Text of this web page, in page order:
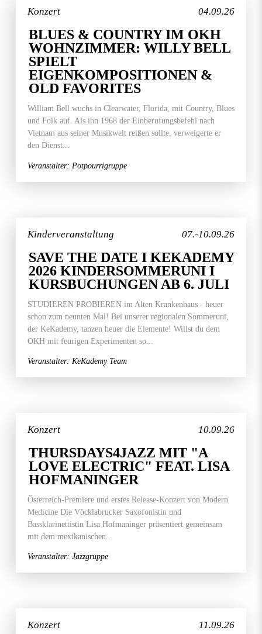
04.09.26
Konzert
BLUES & COUNTRY IM OKH
WOHNZIMMER: WILLY BELL
SPIELT
EIGENKOMPOSITIONEN &
OLD FAVORITES
William Bell wuchs in Clearwater, Florida, mit Country, Blues
und Folk auf. Als ihn 1968 der Einberufungsbefehl nach
Vietnam aus seiner Musikwelt reißen sollte, verweigerte er
den Dienst...
Veranstalter: Potpourrigruppe
07.-10.09.26
Kinderveranstaltung
SAVE THE DATE I KEKADEMY
2026 KINDERSOMMERUNI I
KURSBUCHUNGEN AB 6. JULI
STUDIEREN PROBIEREN im Alten Krankenhaus - heuer
schon zum neunten Mal! Bei unserer regionalen Sommeruni,
der KeKademy, tanzen heuer die Elemente! Willst du dem
OKH mit feurigen Experimenten so...
Veranstalter: KeKademy Team
10.09.26
Konzert
THURSDAYS4JAZZ MIT "A
LOVE ELECTRIC" FEAT. LISA
HOFMANINGER
Österreich-Premiere und erstes Release-Konzert von Modern
Medicine Die Vöcklabrucker Saxofonistin und
Bassklarinettistin Lisa Hofmaninger präsentiert gemeinsam
mit dem mexikanischen...
Veranstalter: Jazzgruppe
11.09.26
Konzert